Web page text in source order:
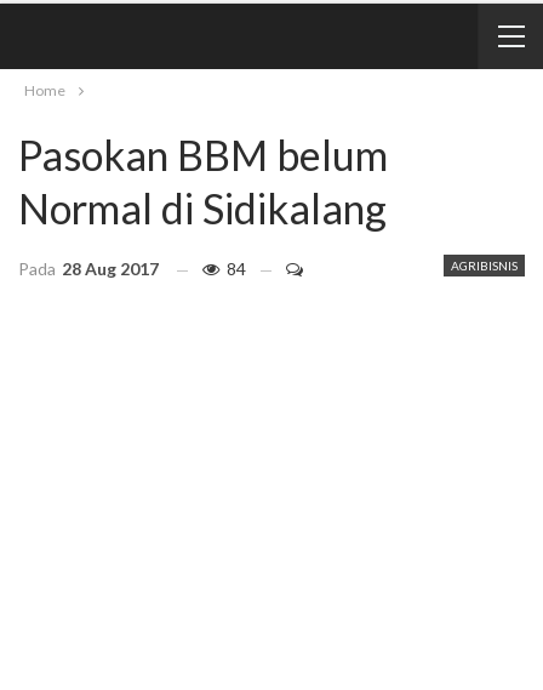
Home
Pasokan BBM belum
Normal di Sidikalang
AGRIBISNIS
Pada 28 Aug 2017 84